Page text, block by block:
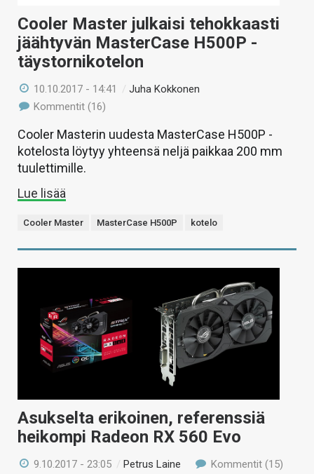
Cooler Master julkaisi tehokkaasti
jäähtyvän MasterCase H500P -
täystornikotelon
10.10.2017 - 14:41 /Juha Kokkonen
Kommentit (16)
Cooler Masterin uudesta MasterCase H500P -
kotelosta löytyy yhteensä neljä paikkaa 200 mm
tuulettimille.
Lue lisää
Cooler Master MasterCase H500P kotelo
Asukselta erikoinen, referenssiä
heikompi Radeon RX 560 Evo
9.10.2017 - 23:05 /Petrus Laine Kommentit (15)